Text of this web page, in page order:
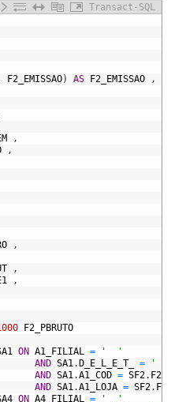
Transact-SQL
F2_EMISSAO) AS F2_EMISSAO
,
,
,
,
,
,
F2_PBRUTO
ON A1_FILIAL =
'  '
AND SA1. D_E_L_E_T_ =
' '
AND SA1.A1_COD = SF2.
AND SA1.A1_LOJA = SF2.
ON A4_FILIAL =
'  '